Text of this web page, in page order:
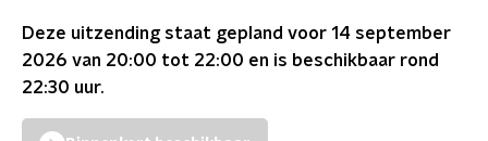
Deze uitzending staat gepland voor 14 september
2026 van 20:00 tot 22:00 en is beschikbaar rond
22:30 uur.